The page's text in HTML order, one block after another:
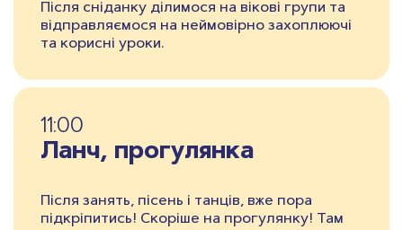
Після сніданку ділимося на вікові групи та
відправляємося на неймовірно захоплюючі
та корисні уроки.
11:00
Ланч, прогулянка
Після занять, пісень і танців, вже пора
підкріпитись! Скоріше на прогулянку! Там